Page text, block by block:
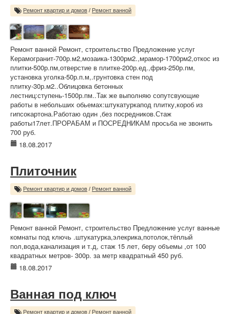
Ремонт квартир и домов / Ремонт ванной
Ремонт ванной Ремонт, строительство Предложение услуг
Керамогранит-700р.м2,мозаика-1300рм2.,мрамор-1700рм2,откос из
плитки-500р.пм,отверстие в плитке-200р.ед.,фриз-250р.пм,
установка уголка-50р.п.м,.грунтовка стен под
плитку-30р.м2..Облицовка бетонных
лестниц:ступень-1500р.пм..Так же выполняю сопутсвующие
работы в небольших обьемах:штукатуркапод плитку,короб из
гипсокартона.Работаю один ,без посредников.Стаж
работы17лет.ПРОРАБАМ и ПОСРЕДНИКАМ просьба не звонить
700 руб.
18.08.2017
Плиточник
Ремонт квартир и домов / Ремонт ванной
Ремонт ванной Ремонт, строительство Предложение услуг ванные
комнаты под ключь .штукатурка,элекрика,потолок,тёплый
пол,вода,канализация и т.д, стаж 15 лет, беру объемы ,от 100
квадратных метров- 300р. за метр квадратный 450 руб.
18.08.2017
Ванная под ключ
Ремонт квартир и домов / Ремонт ванной